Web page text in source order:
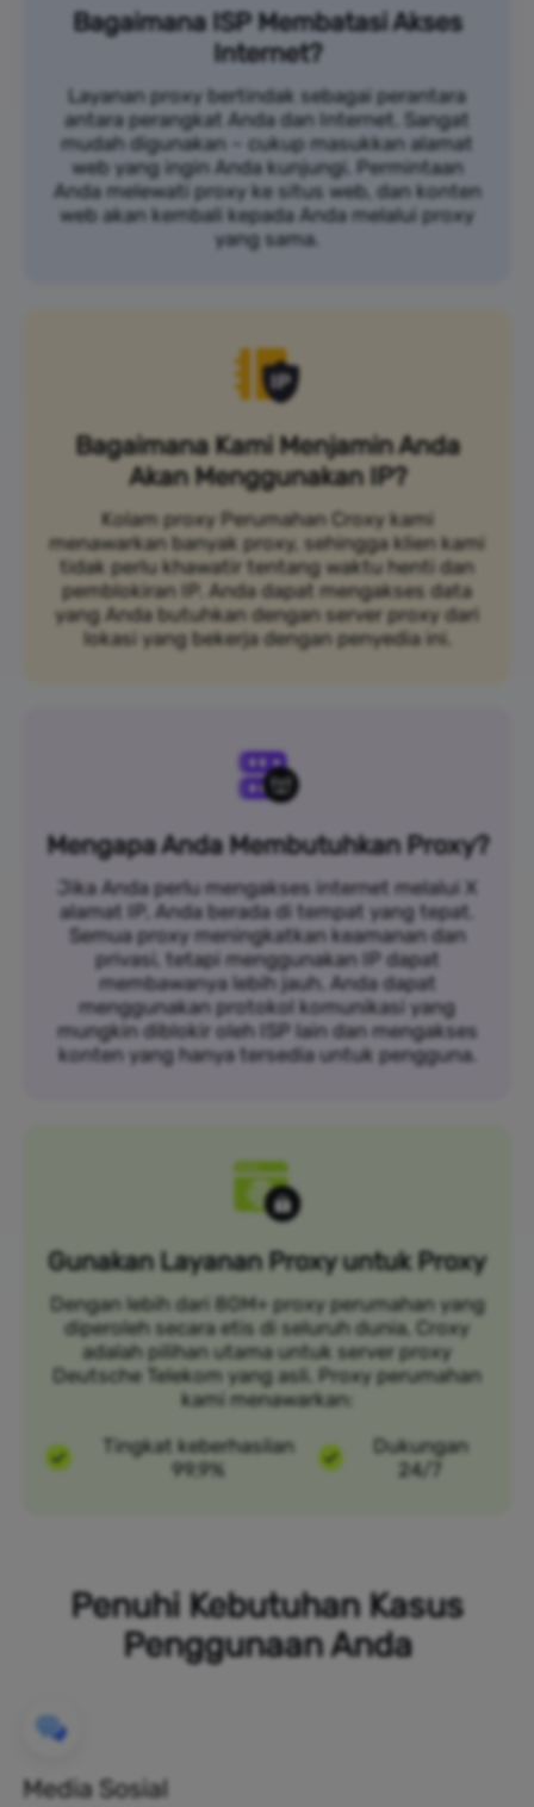
Bagaimana ISP Membatasi Akses
Internet?
Layanan proxy bertindak sebagai perantara
antara perangkat Anda dan Internet. Sangat
mudah digunakan – cukup masukkan alamat
web yang ingin Anda kunjungi. Permintaan
Anda melewati proxy ke situs web, dan konten
web akan kembali kepada Anda melalui proxy
yang sama.
Bagaimana Kami Menjamin Anda
Akan Menggunakan IP?
Kolam proxy Perumahan Croxy kami
menawarkan banyak proxy, sehingga klien kami
tidak perlu khawatir tentang waktu henti dan
pemblokiran IP. Anda dapat mengakses data
yang Anda butuhkan dengan server proxy dari
lokasi yang bekerja dengan penyedia ini.
Mengapa Anda Membutuhkan Proxy?
Jika Anda perlu mengakses internet melalui X
alamat IP, Anda berada di tempat yang tepat.
Semua proxy meningkatkan keamanan dan
privasi, tetapi menggunakan IP dapat
membawanya lebih jauh. Anda dapat
menggunakan protokol komunikasi yang
mungkin diblokir oleh ISP lain dan mengakses
konten yang hanya tersedia untuk pengguna.
Gunakan Layanan Proxy untuk Proxy
Dengan lebih dari 80M+ proxy perumahan yang
diperoleh secara etis di seluruh dunia, Croxy
adalah pilihan utama untuk server proxy
Deutsche Telekom yang asli. Proxy perumahan
kami menawarkan:
Tingkat keberhasilan
99,9%
Dukungan
24/7
Penuhi Kebutuhan Kasus
Penggunaan Anda
Media Sosial